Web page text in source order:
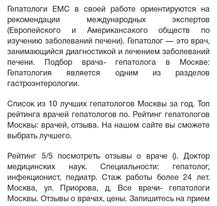
Гепатологи ЕМС в своей работе ориентируются на
рекомендации международных экспертов
(Европейского и Американсакого обществ по
изучению заболеваний печени). Гепатолог — это врач,
занимающийся диагностикой и лечением заболеваний
печени. Подбор врача- гепатолога в Москве:
Гепатология является одним из разделов
гастроэнтерологии.
Список из 10 лучших гепатологов Москвы за год. Топ
рейтинга врачей гепатологов по. Рейтинг гепатологов
Москвы: врачей, отзыва. На нашем сайте вы сможете
выбрать лучшего.
Рейтинг 5/5 посмотреть отзывы о враче (). Доктор
медицинских наук. Специальности: гепатолог,
инфекционист, педиатр. Стаж работы более 24 лет.
Москва, ул. Приорова, д. Все врачи- гепатологи
Москвы. Отзывы о врачах, цены. Запишитесь на прием